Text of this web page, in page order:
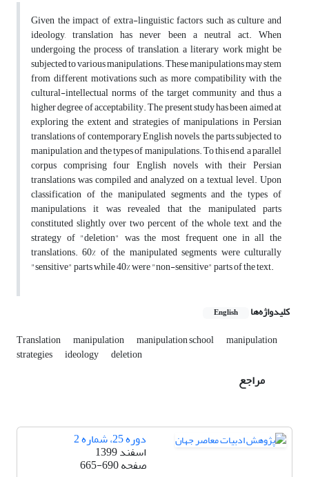
Given the impact of extra-linguistic factors such as culture and
ideology, translation has never been a neutral act. When
undergoing the process of translation, a literary work might be
subjected to various manipulations. These manipulations may stem
from different motivations such as more compatibility with the
cultural-intellectual norms of the target community and thus a
higher degree of acceptability. The present study has been aimed at
exploring the extent and strategies of manipulations in Persian
translations of contemporary English novels, the parts subjected to
manipulation, and the types of manipulations. To this end, a parallel
corpus comprising four English novels with their Persian
translations was compiled and analyzed on a textual level. Upon
classification of the manipulated segments and the types of
manipulations, it was revealed that the manipulated parts
constituted slightly over two percent of the whole text, and the
strategy of "deletion" was the most frequent one in all the
translations. 60% of the manipulated segments were culturally
"sensitive" parts while 40% were "non-sensitive" parts of the text.
کلیدواژه‌ها English
Translation manipulation manipulation school manipulation
strategies ideology deletion
مراجع
دوره 25، شماره 2
اسفند 1399
صفحه665-690